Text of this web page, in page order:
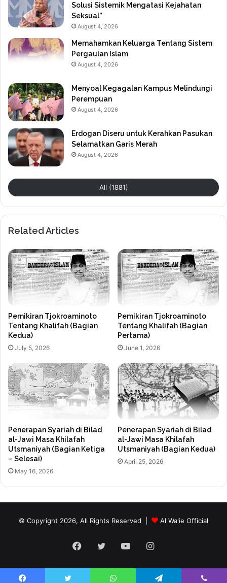
Solusi Sistemik Mengatasi Kejahatan
Seksual”
August 4, 2026
Memahamkan Keluarga Tentang Sistem
Pergaulan Islam
August 4, 2026
Menyoal Kegagalan Kampus Melindungi
Perempuan
August 4, 2026
Erdogan Diseru untuk Kerahkan Pasukan
Selamatkan Garis Merah
August 4, 2026
All (1881)
Related Articles
Pemikiran Tjokroaminoto
Tentang Khalifah (Bagian
Kedua)
July 5, 2026
Pemikiran Tjokroaminoto
Tentang Khalifah (Bagian
Pertama)
June 1, 2026
Penerapan Syariah di Bilad
al-Jawi Masa Khilafah
Utsmaniyah (Bagian Ketiga
– Selesai)
May 16, 2026
Penerapan Syariah di Bilad
al-Jawi Masa Khilafah
Utsmaniyah (Bagian Kedua)
April 25, 2026
© Copyright 2026, All Rights Reserved | Al Wa'ie Official
Facebook
Twitter YouTubeInstagram